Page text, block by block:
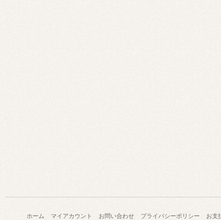
ホーム マイアカウント お問い合わせ プライバシーポリシー お支